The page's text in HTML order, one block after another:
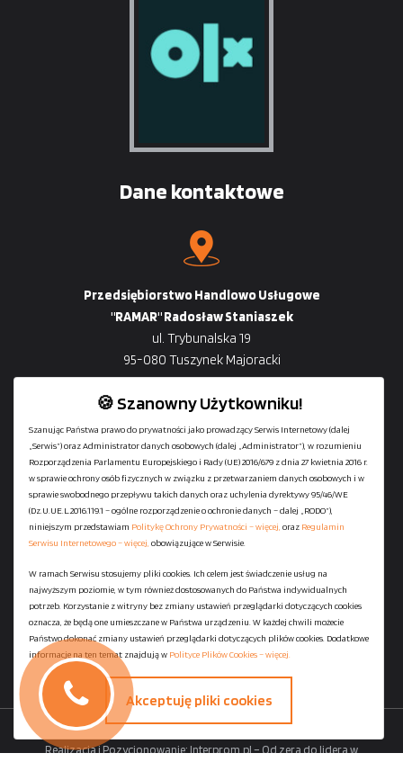
Dane kontaktowe
Przedsiębiorstwo Handlowo Usługowe
"RAMAR" Radosław Staniaszek
ul. Trybunalska 19
95-080 Tuszynek Majoracki
+48729-133-333
biuro@601144444.pl
Kontakt
Regulamin serwisu
Polityka Ochrony Prywatności
Polityka Plików Cookies
Copyright ©StaniaszekKontenery.pl- 2026 All Rights Reserved.
Realizacja i Pozycjonowanie:Interprom.pl – Od zera do lidera w
🍪 Szanowny Użytkowniku!
Szanując Państwa prawo do prywatności jako prowadzący Serwis Internetowy (dalej
„Serwis”) oraz Administrator danych osobowych (dalej „Administrator”), w rozumieniu
Rozporządzenia Parlamentu Europejskiego i Rady (UE) 2016/679 z dnia 27 kwietnia 2016 r.
w sprawie ochrony osób fizycznych w związku z przetwarzaniem danych osobowych i w
sprawie swobodnego przepływu takich danych oraz uchylenia dyrektywy 95/46/WE
(Dz.U.UE.L.2016.119.1 – ogólne rozporządzenie o ochronie danych – dalej „RODO”),
niniejszym przedstawiam Politykę Ochrony Prywatności – więcej, oraz Regulamin
Serwisu Internetowego – więcej, obowiązujące w Serwisie.
W ramach Serwisu stosujemy pliki cookies. Ich celem jest świadczenie usług na
najwyższym poziomie, w tym również dostosowanych do Państwa indywidualnych
potrzeb. Korzystanie z witryny bez zmiany ustawień przeglądarki dotyczących cookies
oznacza, że będą one umieszczane w Państwa urządzeniu. W każdej chwili możecie
Państwo dokonać zmiany ustawień przeglądarki dotyczących plików cookies. Dodatkowe
informacje na ten temat znajdują w Polityce Plików Cookies – więcej.
Akceptuję pliki cookies